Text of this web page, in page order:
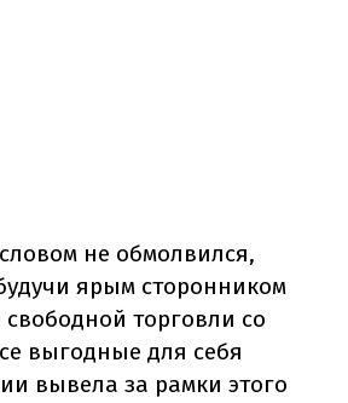
не обмолвился,
ярым сторонником
торговли со
выгодные для себя
вывела за рамки этого